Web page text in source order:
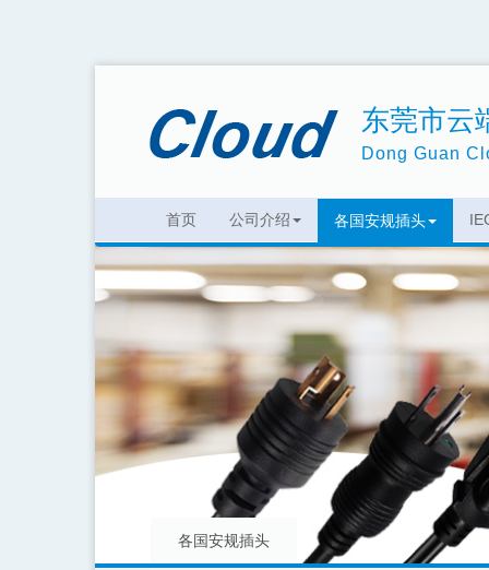
东莞市云
Dong Guan
首页 公司介绍 各国安规插头
各国安规插头